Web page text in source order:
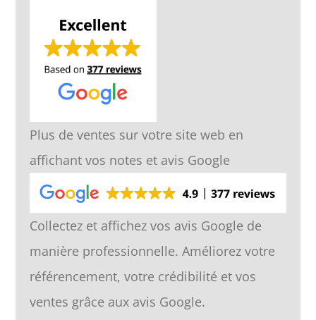
Plus de ventes sur votre site web en
affichant vos notes et avis Google
Collectez et affichez vos avis Google de
manière professionnelle. Améliorez votre
référencement, votre crédibilité et vos
ventes grâce aux avis Google.